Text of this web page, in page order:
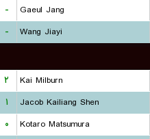
-
Gaeul Jang
-
Wang Jiayi
۲
Kai Milburn
۱
Jacob Kailiang Shen
۰
Kotaro Matsumura